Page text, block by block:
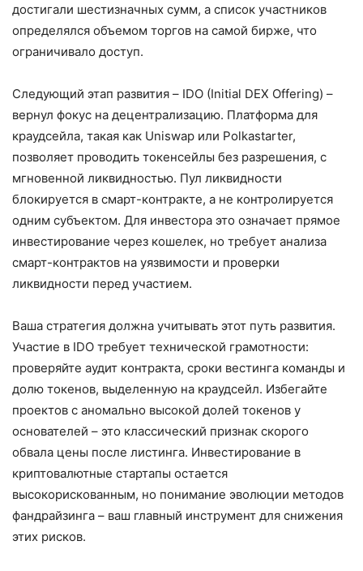
достигали шестизначных сумм, а список участников
определялся объемом торгов на самой бирже, что
ограничивало доступ.
Следующий этап развития – IDO (Initial DEX Offering) –
вернул фокус на децентрализацию. Платформа для
краудсейла, такая как Uniswap или Polkastarter,
позволяет проводить токенсейлы без разрешения, с
мгновенной ликвидностью. Пул ликвидности
блокируется в смарт-контракте, а не контролируется
одним субъектом. Для инвестора это означает прямое
инвестирование через кошелек, но требует анализа
смарт-контрактов на уязвимости и проверки
ликвидности перед участием.
Ваша стратегия должна учитывать этот путь развития.
Участие в IDO требует технической грамотности:
проверяйте аудит контракта, сроки вестинга команды и
долю токенов, выделенную на краудсейл. Избегайте
проектов с аномально высокой долей токенов у
основателей – это классический признак скорого
обвала цены после листинга. Инвестирование в
криптовалютные стартапы остается
высокорискованным, но понимание эволюции методов
фандрайзинга – ваш главный инструмент для снижения
этих рисков.